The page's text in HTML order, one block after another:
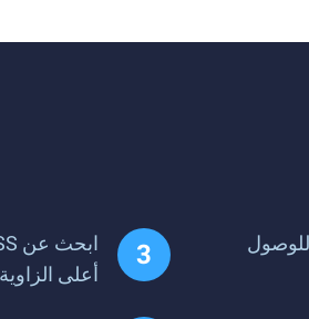
أكمل تسجيل الدخول إلى Google للوصول
أعلى